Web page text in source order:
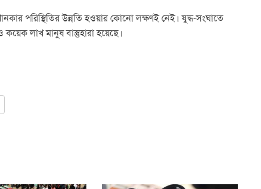
পরিস্থিতির উন্নতি হওয়ার কোনো লক্ষণই নেই। যুদ্ধ-সংঘাতে
কয়েক লাখ মানুষ বাস্তুহারা হয়েছে।